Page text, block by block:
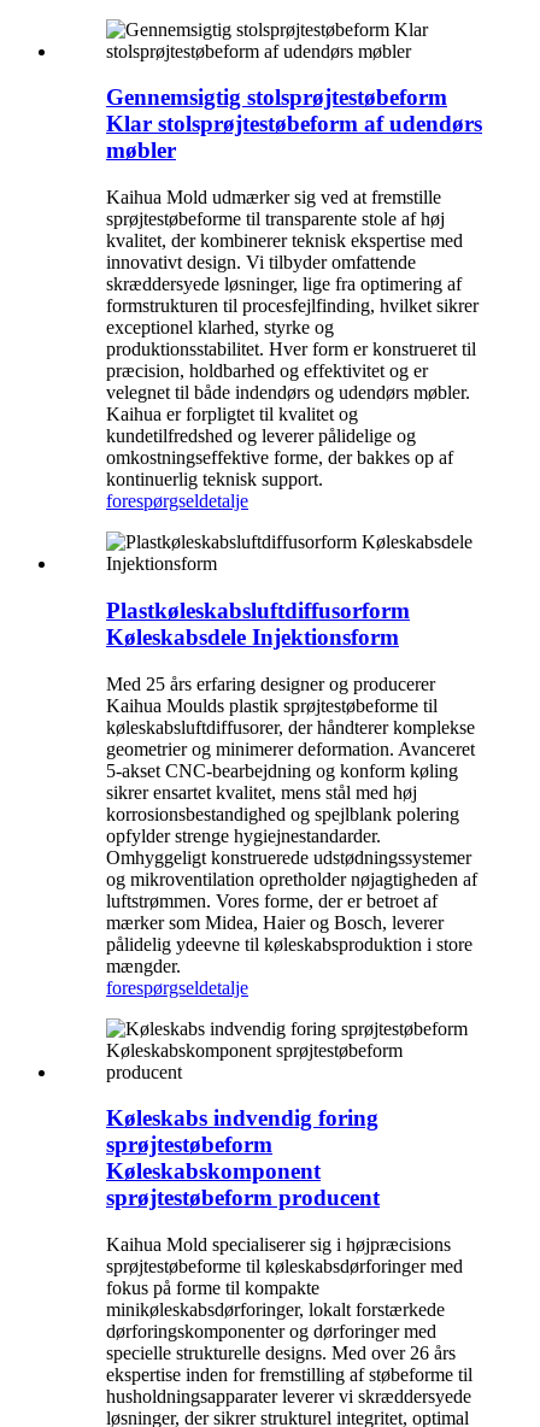
Gennemsigtig stolsprøjtestøbeform
Klar stolsprøjtestøbeform af udendørs
møbler
Kaihua Mold udmærker sig ved at fremstille
sprøjtestøbeforme til transparente stole af høj
kvalitet, der kombinerer teknisk ekspertise med
innovativt design. Vi tilbyder omfattende
skræddersyede løsninger, lige fra optimering af
formstrukturen til procesfejlfinding, hvilket sikrer
exceptionel klarhed, styrke og
produktionsstabilitet. Hver form er konstrueret til
præcision, holdbarhed og effektivitet og er
velegnet til både indendørs og udendørs møbler.
Kaihua er forpligtet til kvalitet og
kundetilfredshed og leverer pålidelige og
omkostningseffektive forme, der bakkes op af
kontinuerlig teknisk support.
forespørgseldetalje
Plastkøleskabsluftdiffusorform
Køleskabsdele Injektionsform
Med 25 års erfaring designer og producerer
Kaihua Moulds plastik sprøjtestøbeforme til
køleskabsluftdiffusorer, der håndterer komplekse
geometrier og minimerer deformation. Avanceret
5-akset CNC-bearbejdning og konform køling
sikrer ensartet kvalitet, mens stål med høj
korrosionsbestandighed og spejlblank polering
opfylder strenge hygiejnestandarder.
Omhyggeligt konstruerede udstødningssystemer
og mikroventilation opretholder nøjagtigheden af ​​
luftstrømmen. Vores forme, der er betroet af
mærker som Midea, Haier og Bosch, leverer
pålidelig ydeevne til køleskabsproduktion i store
mængder.
forespørgseldetalje
Køleskabs indvendig foring
sprøjtestøbeform
Køleskabskomponent
sprøjtestøbeform producent
Kaihua Mold specialiserer sig i højpræcisions
sprøjtestøbeforme til køleskabsdørforinger med
fokus på forme til kompakte
minikøleskabsdørforinger, lokalt forstærkede
dørforingskomponenter og dørforinger med
specielle strukturelle designs. Med over 26 års
ekspertise inden for fremstilling af støbeforme til
husholdningsapparater leverer vi skræddersyede
løsninger, der sikrer strukturel integritet, optimal